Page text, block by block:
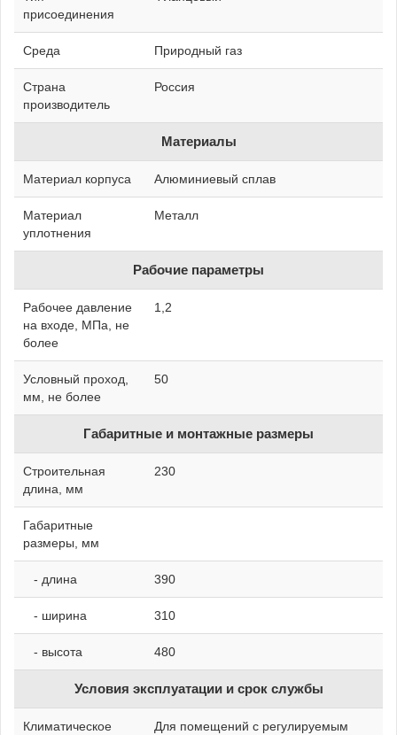
присоединения
Среда Природный газ
Страна
производитель
Россия
Материалы
Материал корпуса Алюминиевый сплав
Материал
уплотнения
Металл
Рабочие параметры
Рабочее давление
на входе, МПа, не
более
1,2
Условный проход,
мм, не более
50
Габаритные и монтажные размеры
Строительная
длина, мм
230
Габаритные
размеры, мм
- длина 390
- ширина 310
- высота 480
Условия эксплуатации и срок службы
Климатическое
Для помещений с регулируемым